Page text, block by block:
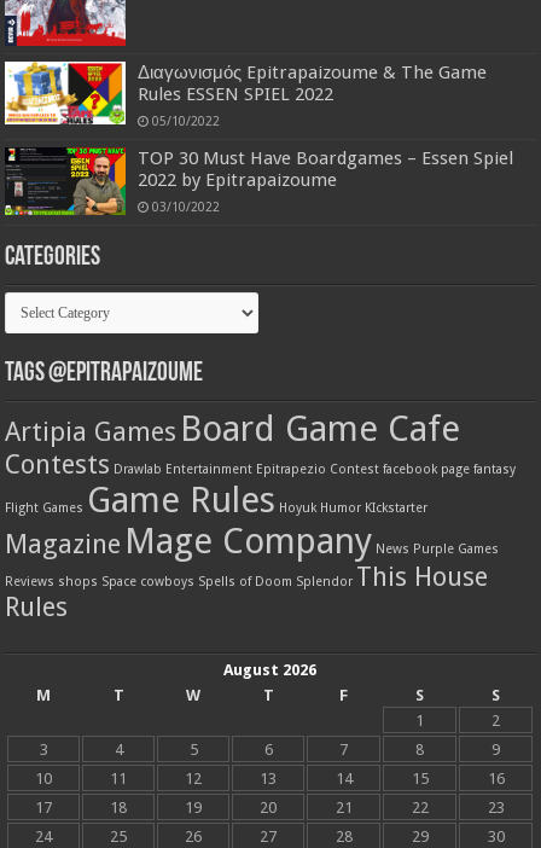
Διαγωνισμός Epitrapaizoume & The Game
Rules ESSEN SPIEL 2022
05/10/2022
TOP 30 Must Have Boardgames – Essen Spiel
2022 by Epitrapaizoume
03/10/2022
Categories
Categories
Tags @Epitrapaizoume
Artipia Games Board Game Cafe
Contests Drawlab Entertainment Epitrapezio Contest facebook page fantasy
Flight Games Game Rules Hoyuk Humor KIckstarter
Magazine Mage Company News Purple Games
Reviews shops Space cowboys Spells of Doom Splendor This House
Rules
August 2026
M
T W T F S
S
1
2
3
4 5 6 7 8
9
10
11 12 13 14 15
16
17
18 19 20 21 22
23
24
25 26 27 28 29 30